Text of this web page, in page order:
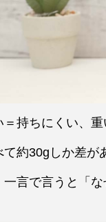
＝持ちにくい、
て約30gしか差が
一言で言うと「